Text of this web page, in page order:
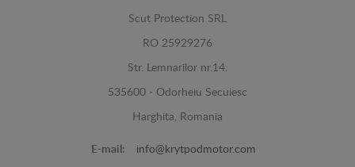
Scut Protection SRL
RO 25929276
Str. Lemnarilor nr.14.
535600 - Odorheiu Secuiesc
Harghita, Romania
E-mail: info@krytpodmotor.com